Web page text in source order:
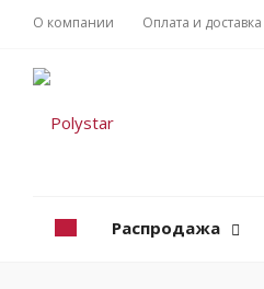
О компании Оплата и доставка
Распродажа